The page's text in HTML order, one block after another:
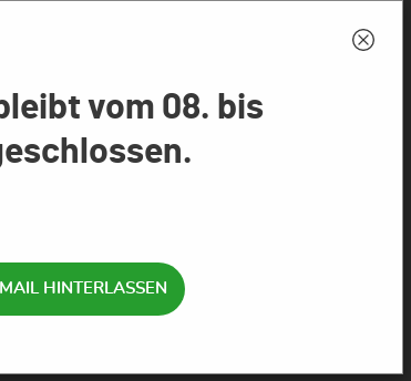
vom 08. bis
HINTERLASSEN